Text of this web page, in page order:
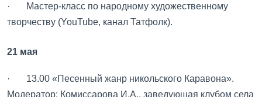
· Мастер-класс по народному художественному
творчеству (YouTube, канал Татфолк).
21 мая
· 13.00 «Песенный жанр никольского Каравона».
Модератор: Комиссарова И.А., заведующая клубом села